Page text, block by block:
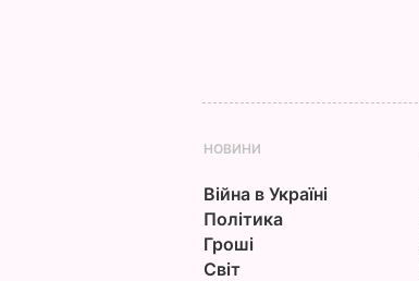
НОВИНИ
Війна в Україні
Політика
Гроші
Світ